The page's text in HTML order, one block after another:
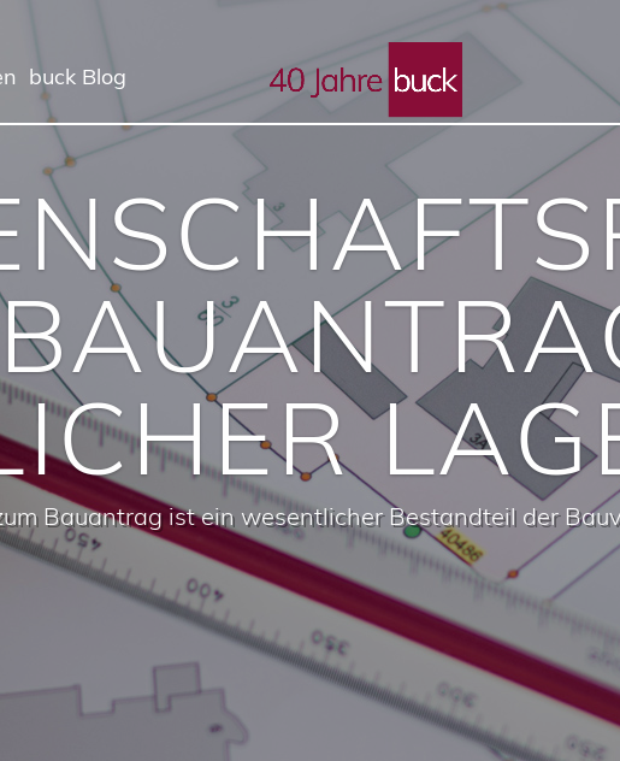
buck Blog
Bauantrag ist ein wesentlicher Bestandteil der